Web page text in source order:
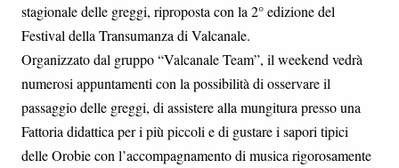
stagionale delle greggi, riproposta con la 2° edizione del
Festival della Transumanza di Valcanale.
Organizzato dal gruppo “Valcanale Team”, il weekend vedrà
numerosi appuntamenti con la possibilità di osservare il
passaggio delle greggi, di assistere alla mungitura presso una
Fattoria didattica per i più piccoli e di gustare i sapori tipici
delle Orobie con l’accompagnamento di musica rigorosamente